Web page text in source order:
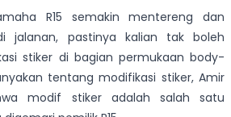
R15 semakin mentereng dan
jalanan, pastinya kalian tak boleh
stiker di bagian permukaan body-
tentang modifikasi stiker, Amir
modif stiker adalah salah satu